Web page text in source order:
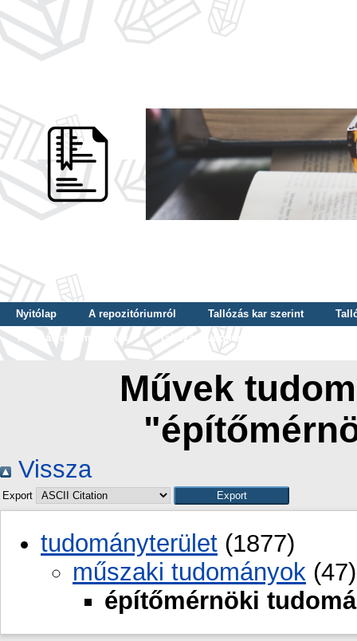
Nyitólap A repozitóriumról Tallózás kar szerint
Tallózás dátum szerint
Tallózás tudományterület szerint
Művek
Vissza
Export
tudományterület (1877)
műszaki tudományok (47)
építőmérnöki